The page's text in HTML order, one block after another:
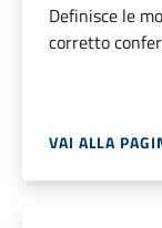
Definisce le
corretto
VAI ALLA